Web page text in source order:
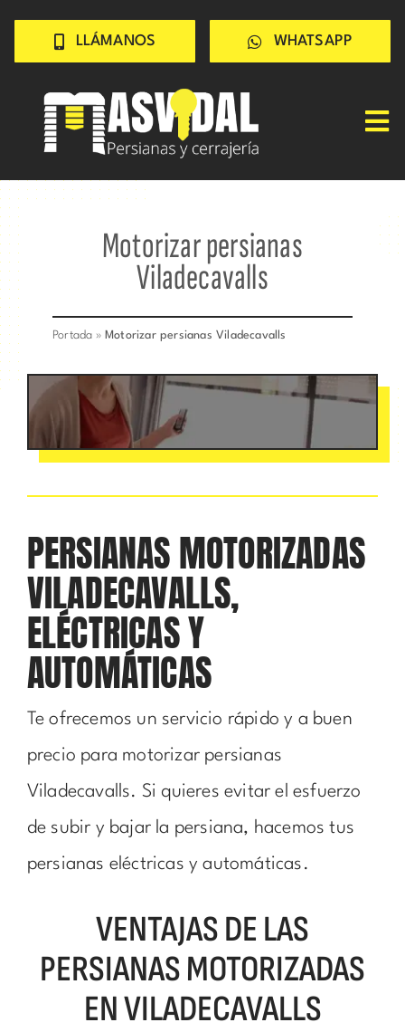
Saltar
contenido
LLÁMANOS WHATSAPP
Inicio
CERRAJERÍA
CONSEJOS
Contacto rápido
Motorizar persianas
Viladecavalls
Portada » Motorizar persianas Viladecavalls
PERSIANAS MOTORIZADAS
VILADECAVALLS,
ELÉCTRICAS Y
AUTOMÁTICAS
Te ofrecemos un servicio rápido y a buen
precio para motorizar persianas
Viladecavalls. Si quieres evitar el esfuerzo
de subir y bajar la persiana, hacemos tus
persianas eléctricas y automáticas.
VENTAJAS DE LAS
PERSIANAS MOTORIZADAS
EN VILADECAVALLS